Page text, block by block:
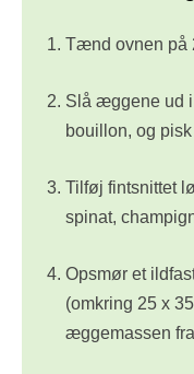
Tænd ovnen på
Slå æggene ud
bouillon, og
Tilføj fintsnittet
spinat,
Opsmør et
(omkring 25 x
æggemassen